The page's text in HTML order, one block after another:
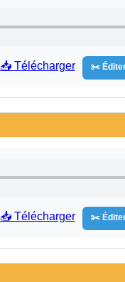
📥 Télécharger ✂️
📥 Télécharger ✂️